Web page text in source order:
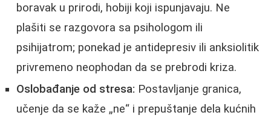
boravak u prirodi, hobiji koji ispunjavaju. Ne
plašiti se razgovora sa psihologom ili
psihijatrom; ponekad je antidepresiv ili anksiolitik
privremeno neophodan da se prebrodi kriza.
Oslobađanje od stresa: Postavljanje granica,
učenje da se kaže „ne“ i prepuštanje dela kućnih